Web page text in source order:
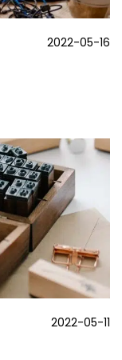
2022-05-16
2022-05-11